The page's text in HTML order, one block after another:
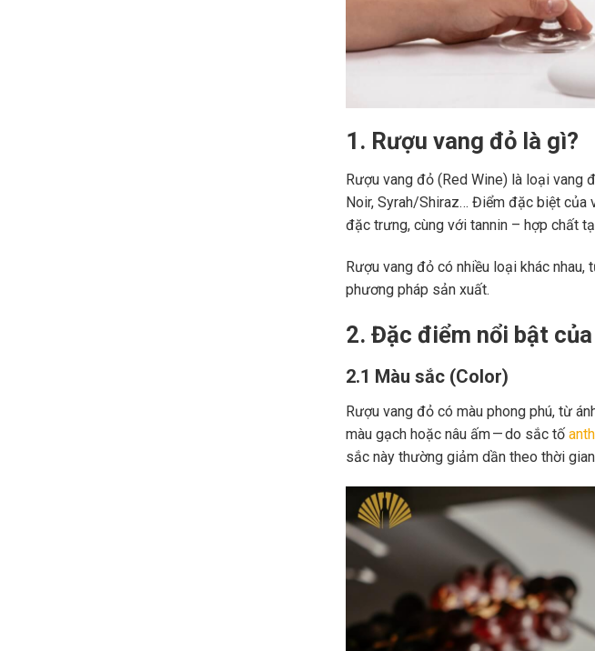
1. Rượu vang đỏ là gì?
Rượu vang đỏ (Red Wine) là loại
Noir, Syrah/Shiraz… Điểm đặc biệt của
đặc trưng, cùng với tannin – hợp chất
Rượu vang đỏ có nhiều loại khác
phương pháp sản xuất.
2. Đặc điểm nổi bật
2.1 Màu sắc (Color)
Rượu vang đỏ có màu phong phú, từ
màu gạch hoặc nâu ấm — do sắc tố
sắc này thường giảm dần theo thời